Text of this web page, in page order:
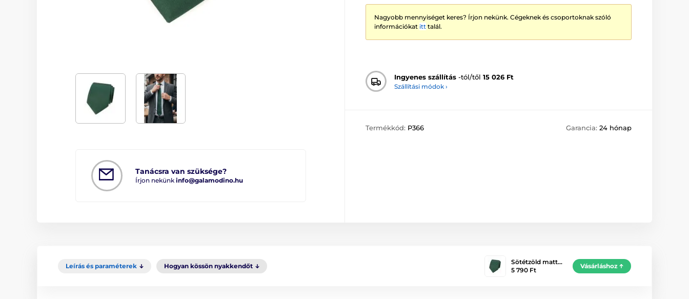
Tanácsra van szüksége?
Írjon nekünk info@galamodino.hu
Nagyobb mennyiséget keres? Írjon nekünk. Cégeknek és csoportoknak szóló
információkat itt talál.
Ingyenes szállítás -tól/től 15 026 Ft
Szállítási módok ›
Termékkód: P366 Garancia: 24 hónap
Leírás és paraméterek Hogyan kössön nyakkendőt
Sötétzöld matt…
5 790 Ft
Vásárláshoz